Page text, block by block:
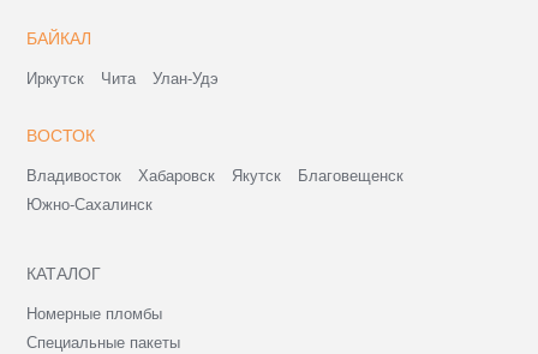
БАЙКАЛ
Иркутск Чита Улан-Удэ
ВОСТОК
Владивосток Хабаровск Якутск
Благовещенск
Южно-Сахалинск
КАТАЛОГ
Номерные пломбы
Специальные пакеты